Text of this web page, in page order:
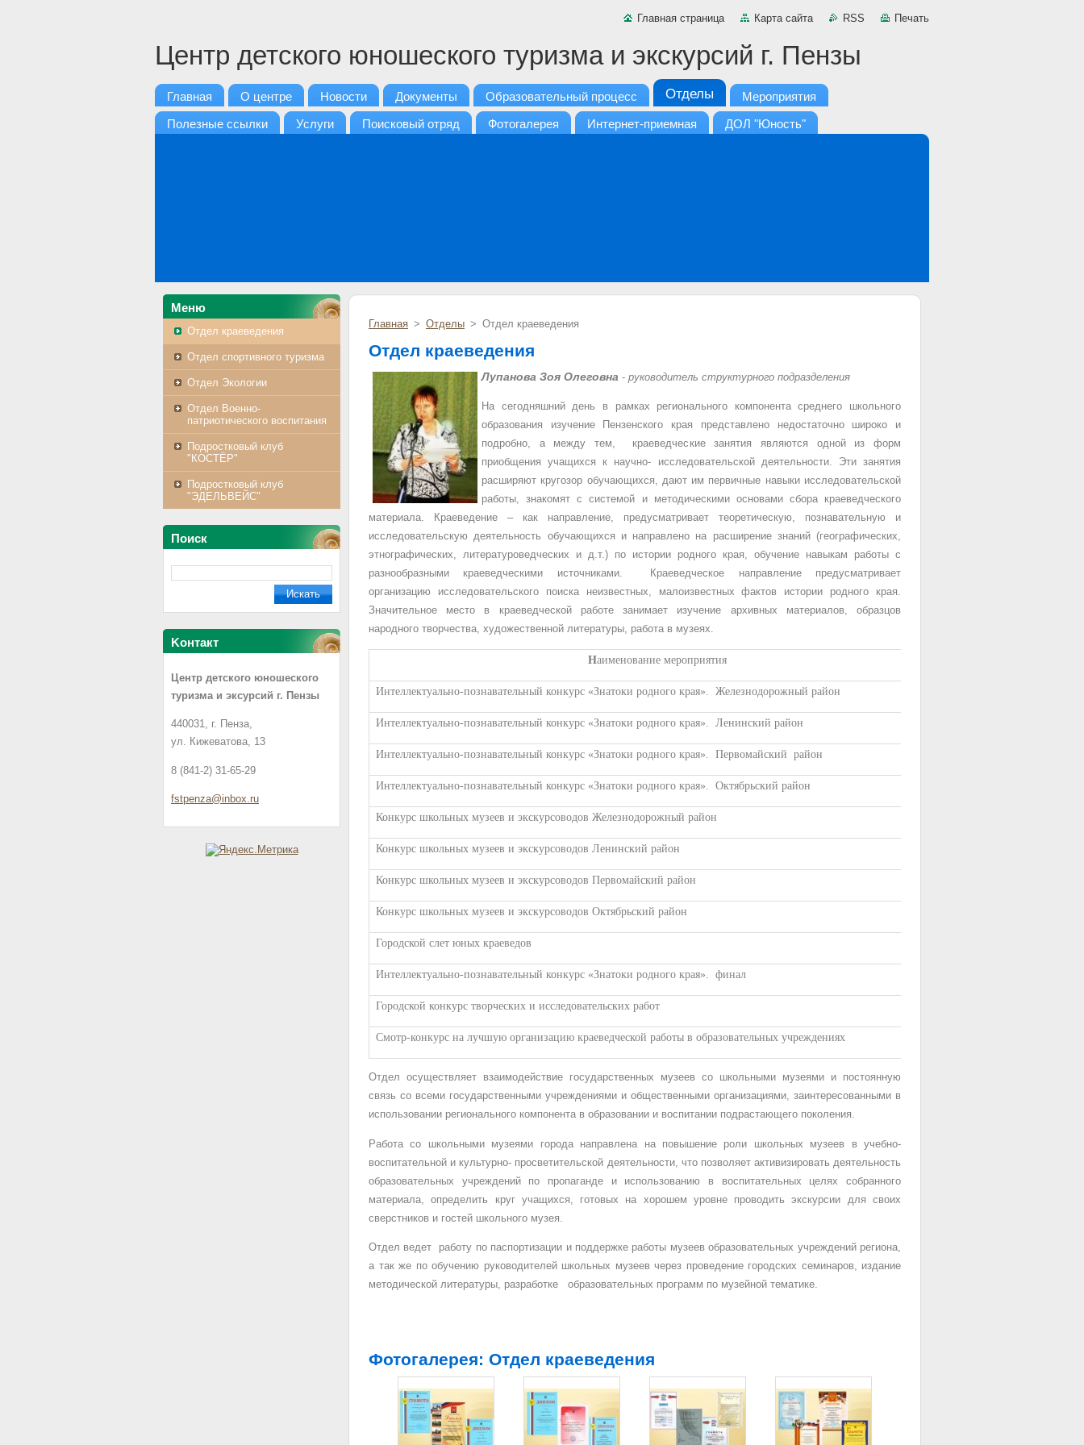
Главная страница Карта сайта RSS Печать
Центр детского юношеского туризма и экскурсий г. Пензы
Главная О центре Новости Документы Образовательный процесс Отделы Мероприятия
Полезные ссылки Услуги Поисковый отряд Фотогалерея Интернет-приемная ДОЛ "Юность"
Mеню
Отдел краеведения
Отдел спортивного туризма
Отдел Экологии
Отдел Военно-
патриотического воспитания
Подростковый клуб
"КОСТЁР"
Подростковый клуб
"ЭДЕЛЬВЕЙС"
Поиск
Koнтакт
Центр детского юношеского
туризма и эксурсий г. Пензы
440031, г. Пенза,
ул. Кижеватова, 13
8 (841-2) 31-65-29
fstpenza@inbox.ru
Главная > Отделы > Отдел краеведения
Отдел краеведения
Лупанова Зоя Олеговна - руководитель структурного подразделения
На сегодняшний день в рамках регионального компонента среднего школьного
образования изучение Пензенского края представлено недостаточно широко и
подробно, а между тем, краеведческие занятия являются одной из форм
приобщения учащихся к научно- исследовательской деятельности. Эти занятия
расширяют кругозор обучающихся, дают им первичные навыки исследовательской
работы, знакомят с системой и методическими основами сбора краеведческого
материала. Краеведение – как направление, предусматривает теоретическую, познавательную и
исследовательскую деятельность обучающихся и направлено на расширение знаний (географических,
этнографических, литературоведческих и д.т.) по истории родного края, обучение навыкам работы с
разнообразными краеведческими источниками. Краеведческое направление предусматривает
организацию исследовательского поиска неизвестных, малоизвестных фактов истории родного края.
Значительное место в краеведческой работе занимает изучение архивных материалов, образцов
народного творчества, художественной литературы, работа в музеях.
Наименование мероприятия
Интеллектуально-познавательный конкурс «Знатоки родного края». Железнодорожный район
Интеллектуально-познавательный конкурс «Знатоки родного края». Ленинский район
Интеллектуально-познавательный конкурс «Знатоки родного края». Первомайский район
Интеллектуально-познавательный конкурс «Знатоки родного края». Октябрьский район
Конкурс школьных музеев и экскурсоводов Железнодорожный район
Конкурс школьных музеев и экскурсоводов Ленинский район
Конкурс школьных музеев и экскурсоводов Первомайский район
Конкурс школьных музеев и экскурсоводов Октябрьский район
Городской слет юных краеведов
Интеллектуально-познавательный конкурс «Знатоки родного края». финал
Городской конкурс творческих и исследовательских работ
Смотр-конкурс на лучшую организацию краеведческой работы в образовательных учреждениях
Отдел осуществляет взаимодействие государственных музеев со школьными музеями и постоянную
связь со всеми государственными учреждениями и общественными организациями, заинтересованными в
использовании регионального компонента в образовании и воспитании подрастающего поколения.
Работа со школьными музеями города направлена на повышение роли школьных музеев в учебно-
воспитательной и культурно- просветительской деятельности, что позволяет активизировать деятельность
образовательных учреждений по пропаганде и использованию в воспитательных целях собранного
материала, определить круг учащихся, готовых на хорошем уровне проводить экскурсии для своих
сверстников и гостей школьного музея.
Отдел ведет работу по паспортизации и поддержке работы музеев образовательных учреждений региона,
а так же по обучению руководителей школьных музеев через проведение городских семинаров, издание
методической литературы, разработке образовательных программ по музейной тематике.
Фотогалерея: Отдел краеведения